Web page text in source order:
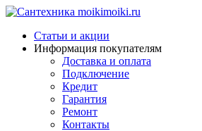
Статьи и акции
Информация покупателям
Доставка и оплата
Подключение
Кредит
Гарантия
Ремонт
Контакты